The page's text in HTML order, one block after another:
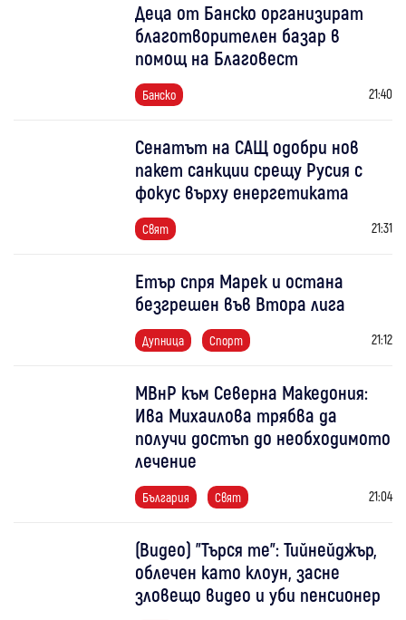
Деца от Банско организират
благотворителен базар в
помощ на Благовест
Банско 21:40
Сенатът на САЩ одобри нов
пакет санкции срещу Русия с
фокус върху енергетиката
Свят 21:31
Етър спря Марек и остана
безгрешен във Втора лига
Дупница Спорт 21:12
МВнР към Северна Македония:
Ива Михаилова трябва да
получи достъп до необходимото
лечение
България Свят 21:04
(Видео) "Търся те": Тийнейджър,
облечен като клоун, засне
зловещо видео и уби пенсионер